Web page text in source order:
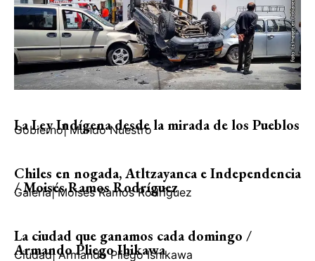
La Ley Indígena desde la mirada de los Pueblos
Gobierno| Mundo Nuestro
Chiles en nogada, Atltzayanca e Independencia
/ Moisés Ramos Rodríguez
Galería| Moisés Ramos Rodríguez
La ciudad que ganamos cada domingo /
Armando Pliego Ihikawa
Ciudad| Armando Pliego Ishikawa